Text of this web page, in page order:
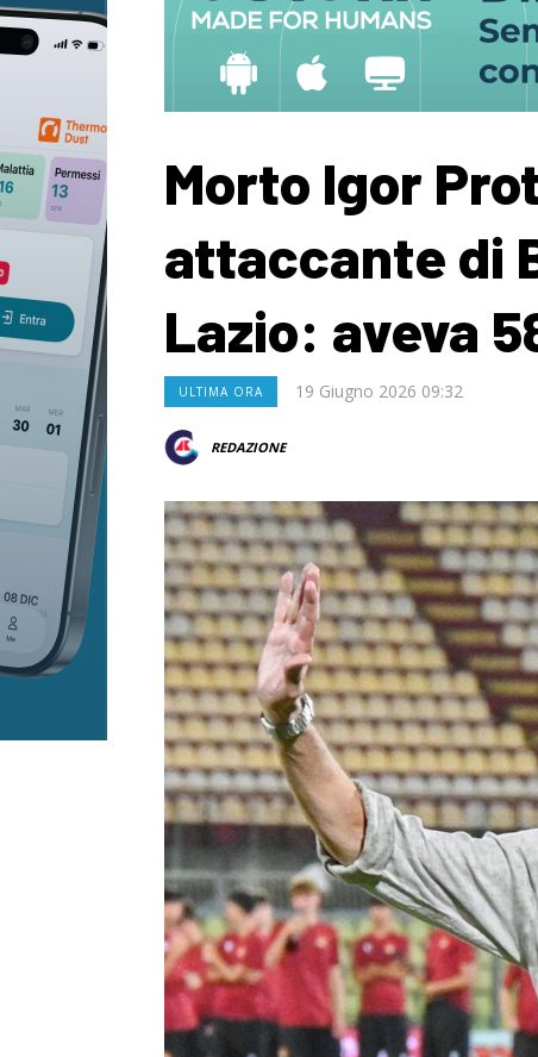
Morto Igor
attaccante di
Lazio: aveva
ULTIMA ORA 19 Giugno 2026 09:32
REDAZIONE